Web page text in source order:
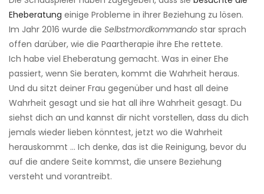
Eheberatung einige Probleme in ihrer Beziehung zu lösen.
Im Jahr 2016 wurde die Selbstmordkommando star sprach
offen darüber, wie die Paartherapie ihre Ehe rettete.
Ich habe viel Eheberatung gemacht. Was in einer Ehe
passiert, wenn Sie beraten, kommt die Wahrheit heraus.
Und du sitzt deiner Frau gegenüber und hast all deine
Wahrheit gesagt und sie hat all ihre Wahrheit gesagt. Du
siehst dich an und kannst dir nicht vorstellen, dass du dich
jemals wieder lieben könntest, jetzt wo die Wahrheit
herauskommt ... Ich denke, das ist die Reinigung, bevor du
auf die andere Seite kommst, die unsere Beziehung
versteht und vorantreibt.